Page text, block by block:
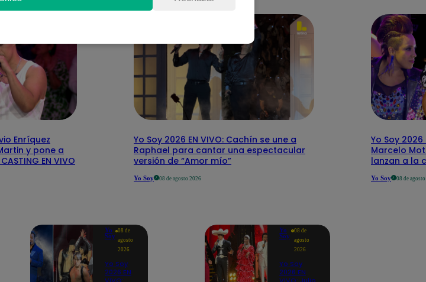
Enríquez
y pone a
EN VIVO
Yo Soy 2026 EN VIVO: Cachín se une a
Raphael para cantar una espectacular
versión de “Amor mío”
Yo Soy 08 de agosto 2026
Yo Soy 2026
Marcelo
lanzan a la
Yo Soy 08 de
Yo
Soy
08 de
agosto
2026
Yo Soy
2026 EN
Yo
Soy
08 de
agosto
2026
Yo Soy
2026 EN